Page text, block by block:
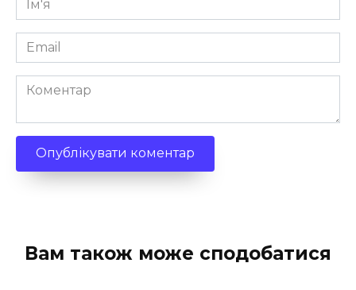
*
Email
*
Коментар
Вам також може сподобатися